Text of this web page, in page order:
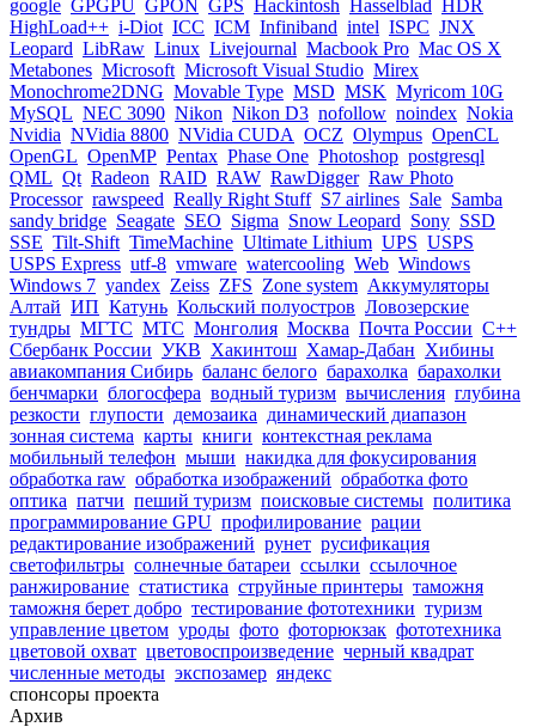
google GPGPU GPON GPS Hackintosh Hasselblad HDR
HighLoad++ i-Diot ICC ICM Infiniband intel ISPC JNX
Leopard LibRaw Linux Livejournal Macbook Pro Mac OS X
Metabones Microsoft Microsoft Visual Studio Mirex
Monochrome2DNG Movable Type MSD MSK Myricom 10G
MySQL NEC 3090 Nikon Nikon D3 nofollow noindex Nokia
Nvidia NVidia 8800 NVidia CUDA OCZ Olympus OpenCL
OpenGL OpenMP Pentax Phase One Photoshop postgresql
QML Qt Radeon RAID RAW RawDigger Raw Photo
Processor rawspeed Really Right Stuff S7 airlines Sale Samba
sandy bridge Seagate SEO Sigma Snow Leopard Sony SSD
SSE Tilt-Shift TimeMachine Ultimate Lithium UPS USPS
USPS Express utf-8 vmware watercooling Web Windows
Windows 7 yandex Zeiss ZFS Zone system Аккумуляторы
Алтай ИП Катунь Кольский полуостров Ловозерские
тундры МГТС МТС Монголия Москва Почта России С++
Сбербанк России УКВ Хакинтош Хамар-Дабан Хибины
авиакомпания Сибирь баланс белого барахолка барахолки
бенчмарки блогосфера водный туризм вычисления глубина
резкости глупости демозаика динамический диапазон
зонная система карты книги контекстная реклама
мобильный телефон мыши накидка для фокусирования
обработка raw обработка изображений обработка фото
оптика патчи пеший туризм поисковые системы политика
программирование GPU профилирование рации
редактирование изображений рунет русификация
светофильтры солнечные батареи ссылки ссылочное
ранжирование статистика струйные принтеры таможня
таможня берет добро тестирование фототехники туризм
управление цветом уроды фото фоторюкзак фототехника
цветовой охват цветовоспроизведение черный квадрат
численные методы экспозамер яндекс
спонсоры проекта
Архив